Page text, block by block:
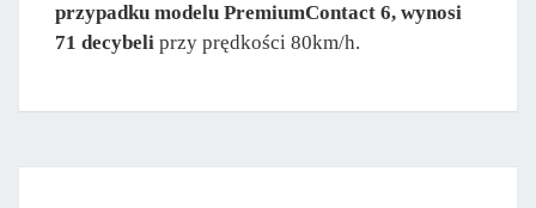
przypadku modelu PremiumContact 6, wynosi
71 decybeli przy prędkości 80km/h.